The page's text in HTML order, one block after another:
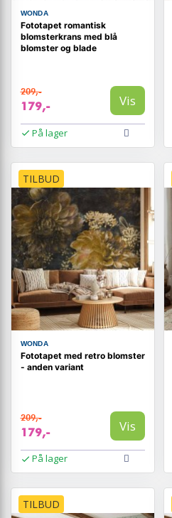
WONDA
Fototapet romantisk
blomsterkrans med blå
blomster og blade
209,-
179,- Vis
På lager
TILBUD
WONDA
Fototapet med retro blomster
- anden variant
209,-
179,- Vis
På lager
TILBUD